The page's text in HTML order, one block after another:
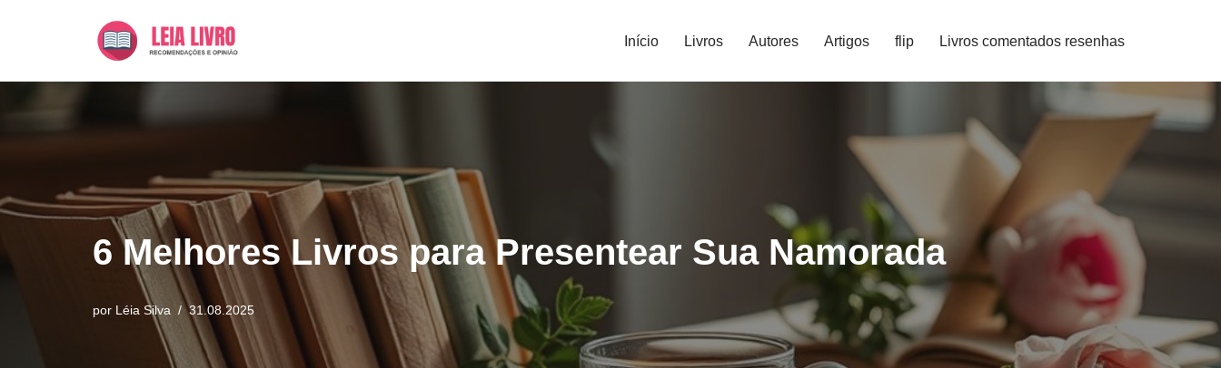
Início Livros Autores Artigos flip Livros comentados resenhas
6 Melhores Livros para Presentear Sua Namorada
por Léia Silva 31.08.2025